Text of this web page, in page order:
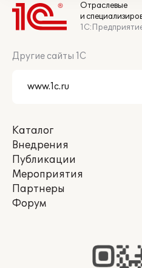
Отраслевые
и
Другие сайты 1С
Каталог
Внедрения
Публикации
Мероприятия
Партнеры
Форум